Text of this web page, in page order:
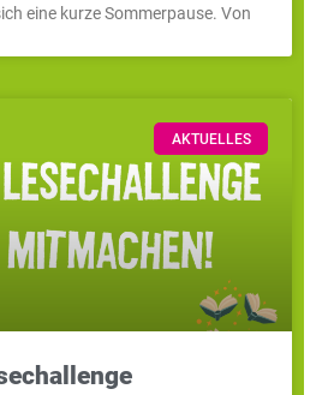
eine kurze Sommerpause. Von
AKTUELLES